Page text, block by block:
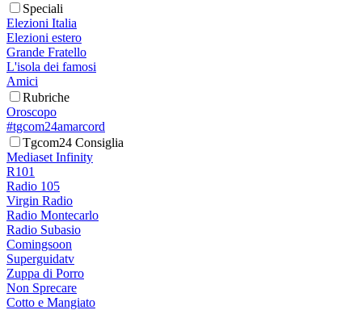
Speciali
Elezioni Italia
Elezioni estero
Grande Fratello
L'isola dei famosi
Amici
Rubriche
Oroscopo
#tgcom24amarcord
Tgcom24 Consiglia
Mediaset Infinity
R101
Radio 105
Virgin Radio
Radio Montecarlo
Radio Subasio
Comingsoon
Superguidatv
Zuppa di Porro
Non Sprecare
Cotto e Mangiato